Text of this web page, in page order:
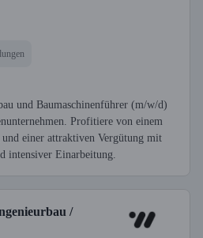
und Baumaschinenführer (m/w/d)
Profitiere von einem
einer attraktiven Vergütung mit
intensiver Einarbeitung.
/